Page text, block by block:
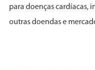
para doenças cardíacas,
outras doendas e